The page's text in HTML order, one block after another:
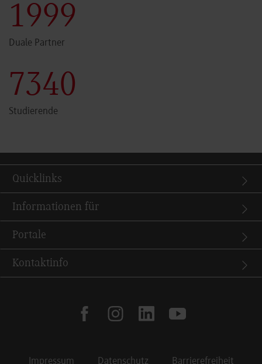
2000
Duale Partner
7341
Studierende
Quicklinks
Informationen für
Portale
Kontaktinfo
facebookinstagramlinkedin youtube